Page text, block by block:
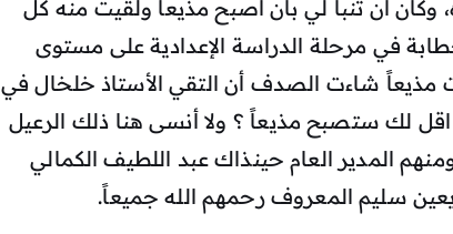
وكان أن تنبأ لي بأن أصبح مذيعاً ولقيت منه كل
في مرحلة الدراسة الإعدادية على مستوى
مذيعاً شاءت الصدف أن التقي الأستاذ خلخال في
لك ستصبح مذيعاً ؟ ولا أنسى هنا ذلك الرعيل
المدير العام حينذاك عبد اللطيف الكمالي
سليم المعروف رحمهم الله جميعاً.